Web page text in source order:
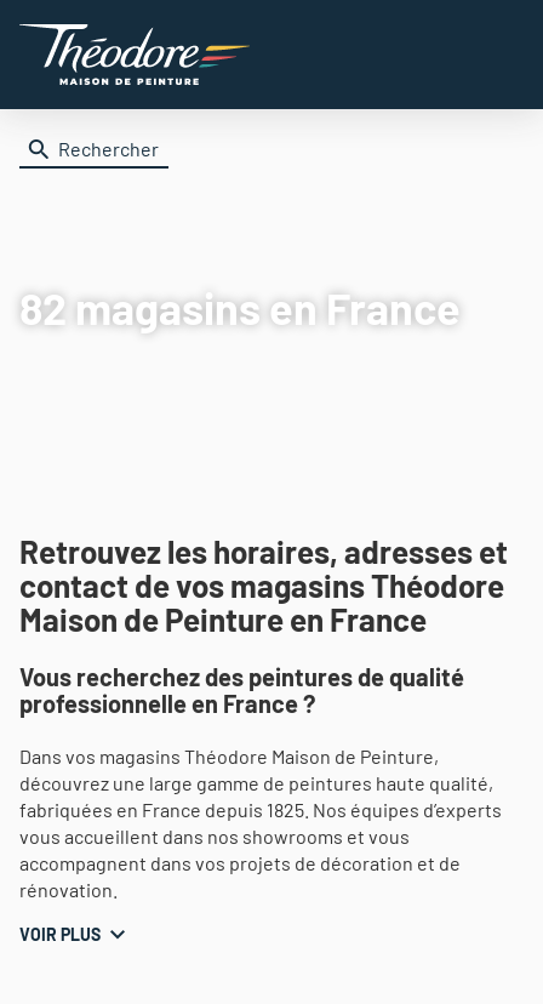
Rechercher
82 magasinsen France
Retrouvez les horaires, adresses et
contact de vos magasins Théodore
Maison de Peinture en France
Vous recherchez des peintures de qualité
professionnelle en France ?
Dans vos magasins Théodore Maison de Peinture,
découvrez une large gamme de peintures haute qualité,
fabriquées en France depuis 1825. Nos équipes d’experts
vous accueillent dans nos showrooms et vous
accompagnent dans vos projets de décoration et de
rénovation.
VOIR PLUS